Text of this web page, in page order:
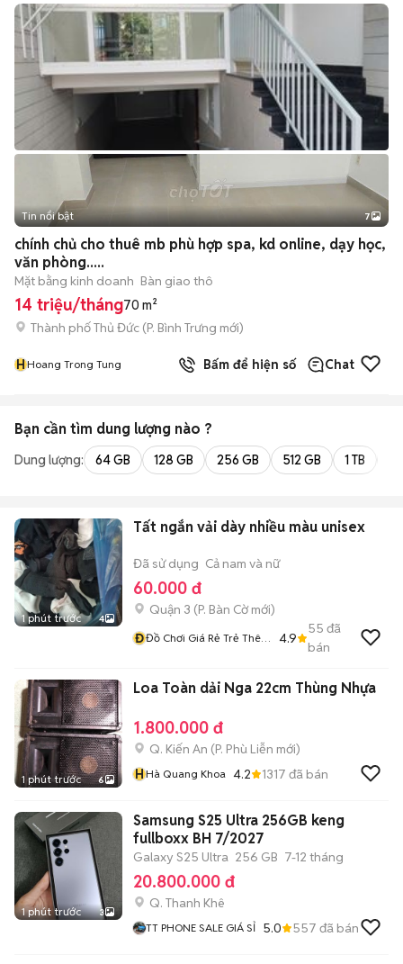
+2
Tin nổi bật 7
chính chủ cho thuê mb phù hợp spa, kd online, dạy học,
văn phòng.....
Mặt bằng kinh doanh Bàn giao thô
14 triệu/tháng70 m²
Thành phố Thủ Đức (P. Bình Trưng mới)
HHoang Trong Tung Bấm để hiện số Chat
Bạn cần tìm dung lượng nào ?
Dung lượng: 64 GB 128 GB 256 GB 512 GB 1 TB
1 phút trước 4
Tất ngắn vải dày nhiều màu unisex
Đã sử dụng Cả nam và nữ
60.000 đ
Quận 3 (P. Bàn Cờmới)
ĐĐồ Chơi Giá Rẻ Trẻ Thêm
4.9
55 đã
bán
1 phút trước 6
Loa Toàn dải Nga 22cm Thùng Nhựa
1.800.000 đ
Q. Kiến An (P. Phù Liễn mới)
HHà Quang Khoa 4.2 1317 đã bán
1 phút trước 3
Samsung S25 Ultra 256GB keng
fullboxx BH 7/2027
Galaxy S25 Ultra 256 GB 7-12 tháng
20.800.000 đ
Q. Thanh Khê
TT PHONE SALE GIÁ SỈ 5.0 557 đã bán